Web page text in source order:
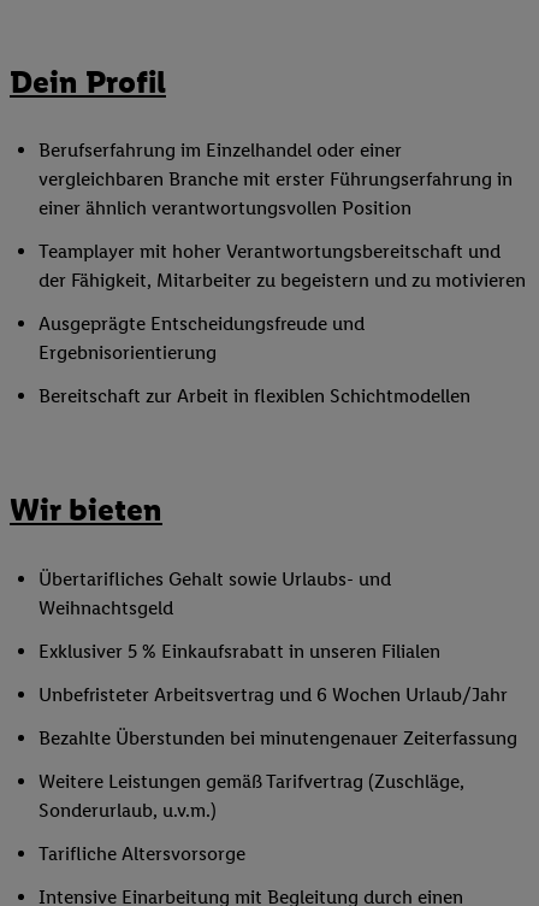
Dein Profil
Berufserfahrung im Einzelhandel oder einer
vergleichbaren Branche mit erster Führungserfahrung in
einer ähnlich verantwortungsvollen Position
Teamplayer mit hoher Verantwortungsbereitschaft und
der Fähigkeit, Mitarbeiter zu begeistern und zu motivieren
Ausgeprägte Entscheidungsfreude und
Ergebnisorientierung
Bereitschaft zur Arbeit in flexiblen Schichtmodellen
Wir bieten
Übertarifliches Gehalt sowie Urlaubs- und
Weihnachtsgeld
Exklusiver 5 % Einkaufsrabatt in unseren Filialen
Unbefristeter Arbeitsvertrag und 6 Wochen Urlaub/Jahr
Bezahlte Überstunden bei minutengenauer Zeiterfassung
Weitere Leistungen gemäß Tarifvertrag (Zuschläge,
Sonderurlaub, u.v.m.)
Tarifliche Altersvorsorge
Intensive Einarbeitung mit Begleitung durch einen